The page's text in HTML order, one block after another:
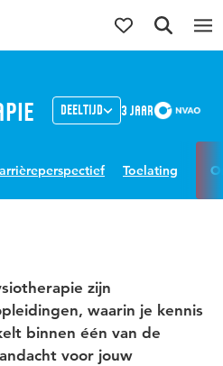
Deeltijd 3 jaar
Toelating
zijn
waarin je kennis
binnen één van de
voor jouw